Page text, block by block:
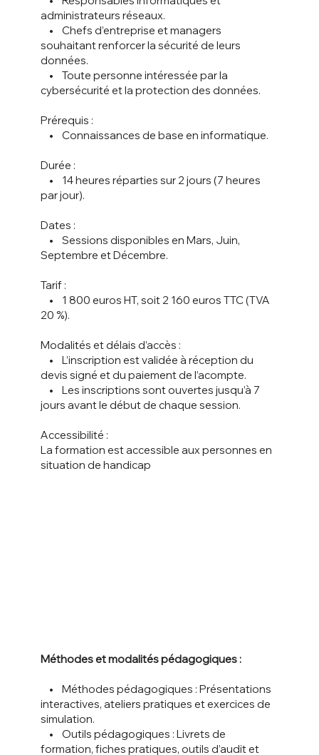
administrateurs réseaux.
• Chefs d’entreprise et managers
souhaitant renforcer la sécurité de leurs
données.
• Toute personne intéressée par la
cybersécurité et la protection des données.
Prérequis :
• Connaissances de base en informatique.
Durée :
• 14 heures réparties sur 2 jours (7 heures
par jour).
Dates :
• Sessions disponibles en Mars, Juin,
Septembre et Décembre.
Tarif :
• 1 800 euros HT, soit 2 160 euros TTC (TVA
20 %).
Modalités et délais d’accès :
• L’inscription est validée à réception du
devis signé et du paiement de l’acompte.
• Les inscriptions sont ouvertes jusqu’à 7
jours avant le début de chaque session.
Accessibilité :
La formation est accessible aux personnes en
situation de handicap
Méthodes et modalités pédagogiques :
• Méthodes pédagogiques : Présentations
interactives, ateliers pratiques et exercices de
simulation.
• Outils pédagogiques : Livrets de
formation, fiches pratiques, outils d’audit et